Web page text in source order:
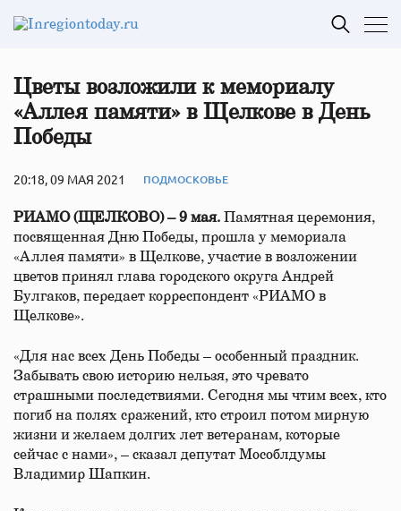
Цветы возложили к мемориалу
«Аллея памяти» в Щелкове в День
Победы
20:18, 09 МАЯ 2021 ПОДМОСКОВЬЕ
РИАМО (ЩЕЛКОВО) – 9 мая. Памятная церемония,
посвященная Дню Победы, прошла у мемориала
«Аллея памяти» в Щелкове, участие в возложении
цветов принял глава городского округа Андрей
Булгаков, передает корреспондент «РИАМО в
Щелкове».
«Для нас всех День Победы – особенный праздник.
Забывать свою историю нельзя, это чревато
страшными последствиями. Сегодня мы чтим всех, кто
погиб на полях сражений, кто строил потом мирную
жизни и желаем долгих лет ветеранам, которые
сейчас с нами», – сказал депутат Мособлдумы
Владимир Шапкин.